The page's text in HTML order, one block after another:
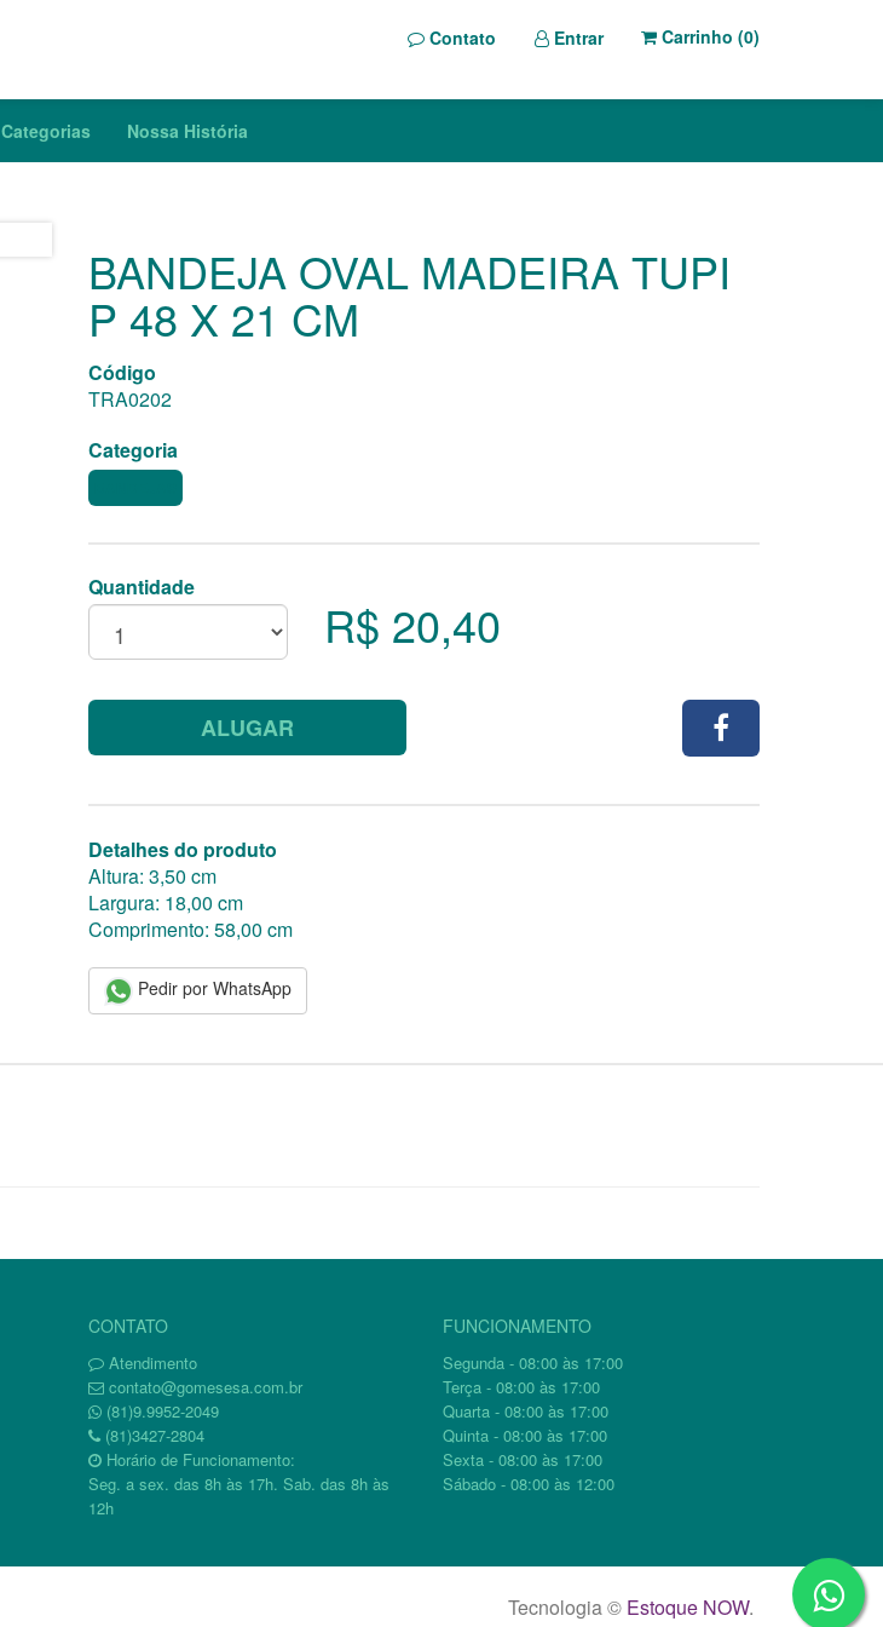
Contato Entrar Carrinho (0)
Categorias Nossa História
BANDEJA OVAL MADEIRA TUPI
P 48 X 21 CM
Código
TRA0202
Categoria
Quantidade
R$ 20,40
ALUGAR
Detalhes do produto
Altura: 3,50 cm
Largura: 18,00 cm
Comprimento: 58,00 cm
Pedir por WhatsApp
CONTATO
Atendimento
contato@gomesesa.com.br
(81)9.9952-2049
(81)3427-2804
Horário de Funcionamento:
Seg. a sex. das 8h às 17h. Sab. das 8h às
12h
FUNCIONAMENTO
Segunda - 08:00 às 17:00
Terça - 08:00 às 17:00
Quarta - 08:00 às 17:00
Quinta - 08:00 às 17:00
Sexta - 08:00 às 17:00
Sábado - 08:00 às 12:00
Tecnologia © Estoque NOW.